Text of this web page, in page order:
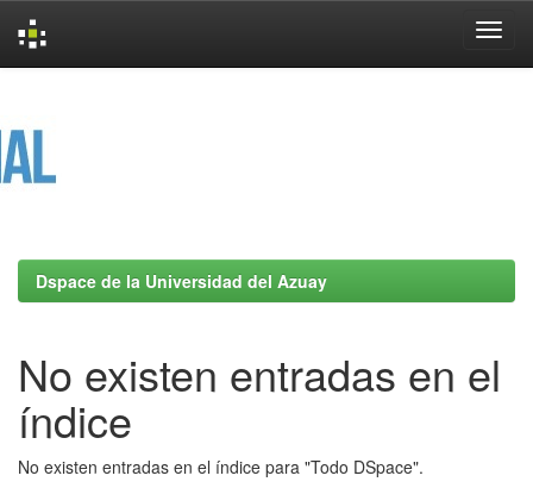
Dspace de la Universidad del Azuay
No existen entradas en el
índice
No existen entradas en el índice para "Todo DSpace".